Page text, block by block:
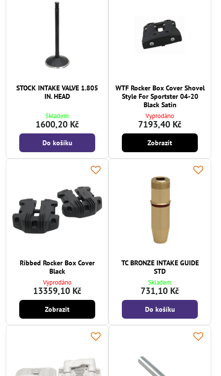
STOCK INTAKE VALVE 1.805
IN. HEAD
Skladem
1600,20 Kč
Do košíku
WTF Rocker Box Cover Shovel
Style For Sportster 04-20
Black Satin
Vyprodáno
7193,40 Kč
Zobrazit
Ribbed Rocker Box Cover
Black
Vyprodáno
13359,10 Kč
Zobrazit
TC BRONZE INTAKE GUIDE
STD
Skladem
731,10 Kč
Do košíku